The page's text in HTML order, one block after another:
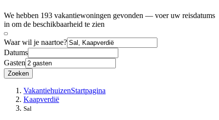
We hebben 193 vakantiewoningen gevonden — voer uw reisdatums
in om de beschikbaarheid te zien
Waar wil je naartoe?
Datums
Gasten
Zoeken
VakantiehuizenStartpagina
Kaapverdië
Sal